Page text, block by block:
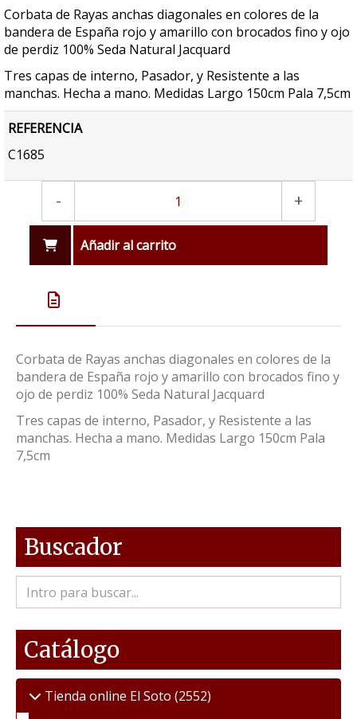
Corbata de Rayas anchas diagonales en colores de la
bandera de España rojo y amarillo con brocados fino y ojo
de perdiz 100% Seda Natural Jacquard
Tres capas de interno, Pasador, y Resistente a las
manchas. Hecha a mano. Medidas Largo 150cm Pala 7,5cm
REFERENCIA
C1685
- +
Añadir al carrito
Corbata de Rayas anchas diagonales en colores de la
bandera de España rojo y amarillo con brocados fino y
ojo de perdiz 100% Seda Natural Jacquard
Tres capas de interno, Pasador, y Resistente a las
manchas. Hecha a mano. Medidas Largo 150cm Pala
7,5cm
Buscador
Catálogo
Tienda online El Soto (2552)